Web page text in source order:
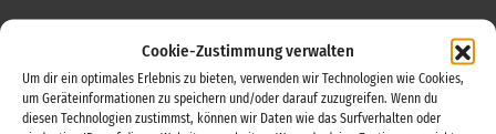
Cookie-Zustimmung verwalten
Um dir ein optimales Erlebnis zu bieten, verwenden wir Technologien wie Cookies,
um Geräteinformationen zu speichern und/oder darauf zuzugreifen. Wenn du
diesen Technologien zustimmst, können wir Daten wie das Surfverhalten oder
Get in Touch